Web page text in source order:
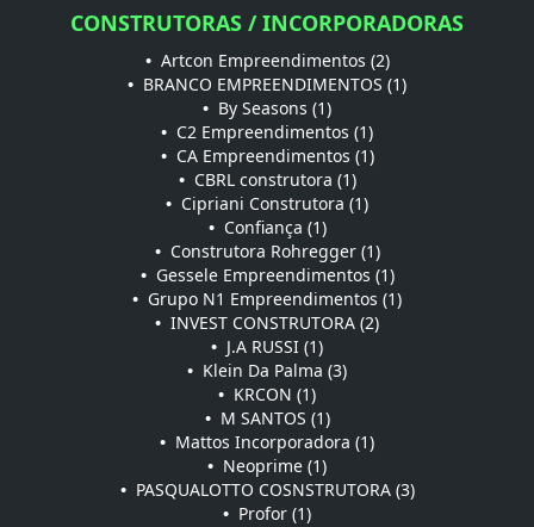
CONSTRUTORAS / INCORPORADORAS
• Artcon Empreendimentos (2)
• BRANCO EMPREENDIMENTOS (1)
• By Seasons (1)
• C2 Empreendimentos (1)
• CA Empreendimentos (1)
• CBRL construtora (1)
• Cipriani Construtora (1)
• Confiança (1)
• Construtora Rohregger (1)
• Gessele Empreendimentos (1)
• Grupo N1 Empreendimentos (1)
• INVEST CONSTRUTORA (2)
• J.A RUSSI (1)
• Klein Da Palma (3)
• KRCON (1)
• M SANTOS (1)
• Mattos Incorporadora (1)
• Neoprime (1)
• PASQUALOTTO COSNSTRUTORA (3)
• Profor (1)